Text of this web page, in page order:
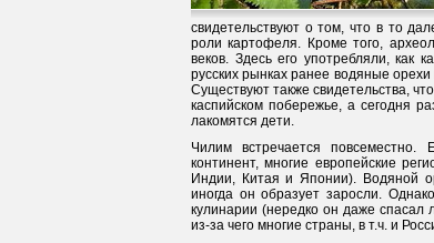
свидетельствуют о том, что в то
роли картофеля. Кроме того,
веков. Здесь его употребляли,
русских рынках ранее водяные
Существуют также свидетельства,
каспийском побережье, а сегодня
лакомятся дети.
Чилим встречается повсеместно.
континент, многие европейские
Индии, Китая и Японии). Водяной
иногда он образует заросли.
кулинарии (нередко он даже спасал
из-за чего многие страны, в т.ч. и